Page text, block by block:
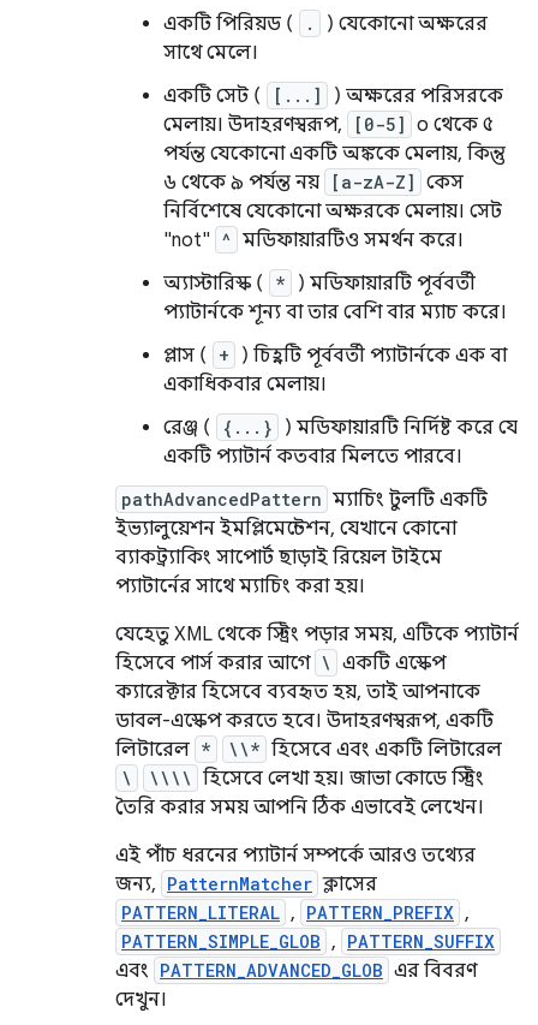
একটি পিরিয়ড (
.
) যেকোনো অক্ষরের
সাথে মেলে।
একটি সেট (
[...]
) অক্ষরের পরিসরকে
মেলায়। উদাহরণস্বরূপ,
[0-5] ০ থেকে ৫
পর্যন্ত যেকোনো একটি অঙ্ককে মেলায়, কিন্তু
৬ থেকে ৯ পর্যন্ত নয়
[a-zA-Z] কেস
নির্বিশেষে যেকোনো অক্ষরকে মেলায়। সেট
"not" ^ মডিফায়ারটিও সমর্থন করে।
অ্যাস্টারিস্ক (
*
) মডিফায়ারটি পূর্ববর্তী
প্যাটার্নকে শূন্য বা তার বেশি বার ম্যাচ করে।
প্লাস (
+
) চিহ্নটি পূর্ববর্তী প্যাটার্নকে এক বা
একাধিকবার মেলায়।
রেঞ্জ (
{...}
) মডিফায়ারটি নির্দিষ্ট করে যে
একটি প্যাটার্ন কতবার মিলতে পারবে।
pathAdvancedPattern ম্যাচিং টুলটি একটি
ইভ্যালুয়েশন ইমপ্লিমেন্টেশন, যেখানে কোনো
ব্যাকট্র্যাকিং সাপোর্ট ছাড়াই রিয়েল টাইমে
প্যাটার্নের সাথে ম্যাচিং করা হয়।
যেহেতু XML থেকে স্ট্রিং পড়ার সময়, এটিকে প্যাটার্ন
হিসেবে পার্স করার আগে \ একটি এস্কেপ
ক্যারেক্টার হিসেবে ব্যবহৃত হয়, তাই আপনাকে
ডাবল-এস্কেপ করতে হবে। উদাহরণস্বরূপ, একটি
লিটারেল * \\* হিসেবে এবং একটি লিটারেল
\ \\\\ হিসেবে লেখা হয়। জাভা কোডে স্ট্রিং
তৈরি করার সময় আপনি ঠিক এভাবেই লেখেন।
এই পাঁচ ধরনের প্যাটার্ন সম্পর্কে আরও তথ্যের
জন্য, PatternMatcher ক্লাসের
PATTERN_LITERAL , PATTERN_PREFIX ,
PATTERN_SIMPLE_GLOB , PATTERN_SUFFIX
এবং PATTERN_ADVANCED_GLOB এর বিবরণ
দেখুন।